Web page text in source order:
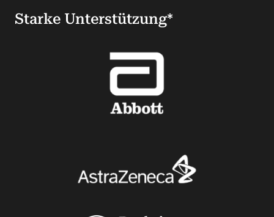
Starke Unterstützung*